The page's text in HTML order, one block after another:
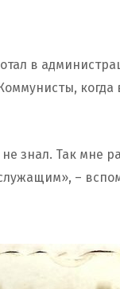
в
знал. Так мне
–